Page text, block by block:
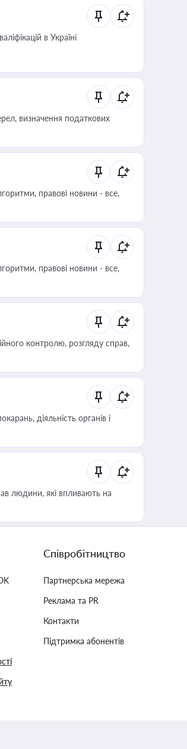
в Україні
визначення податкових
правові новини - все,
правові новини - все,
контролю, розгляду справ,
діяльність органів і
людини, які впливають на
Співробітництво
Партнерська мережа
Реклама та PR
Контакти
Підтримка абонентів